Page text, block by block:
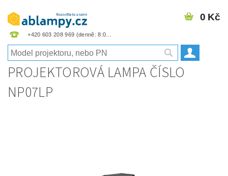
+420 603 208 969
0 Kč
PROJEKTOROVÁ LAMPA ČÍSLO
NP07LP